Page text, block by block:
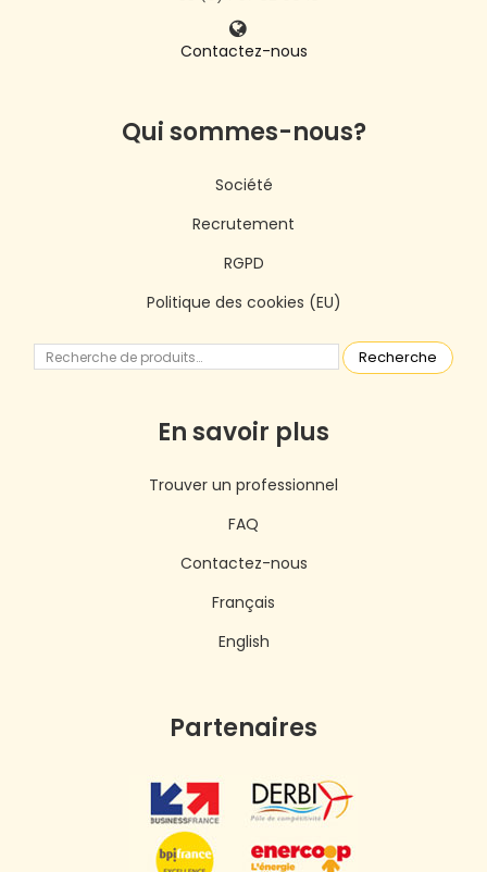
Contactez-nous
Qui sommes-nous?
Société
Recrutement
RGPD
Politique des cookies (EU)
Recherche
En savoir plus
Trouver un professionnel
FAQ
Contactez-nous
Français
English
Partenaires